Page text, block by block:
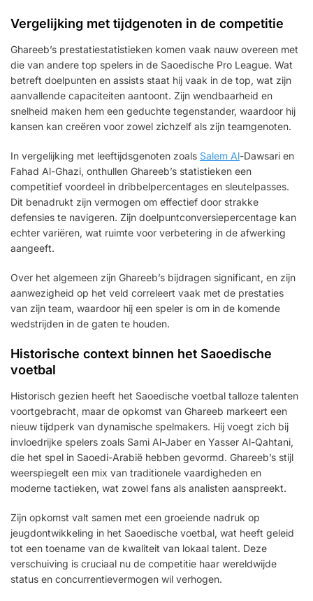
Vergelijking met tijdgenoten in de competitie
Ghareeb’s prestatiestatistieken komen vaak nauw overeen met
die van andere top spelers in de Saoedische Pro League. Wat
betreft doelpunten en assists staat hij vaak in de top, wat zijn
aanvallende capaciteiten aantoont. Zijn wendbaarheid en
snelheid maken hem een geduchte tegenstander, waardoor hij
kansen kan creëren voor zowel zichzelf als zijn teamgenoten.
In vergelijking met leeftijdsgenoten zoals Salem Al-Dawsari en
Fahad Al-Ghazi, onthullen Ghareeb’s statistieken een
competitief voordeel in dribbelpercentages en sleutelpasses.
Dit benadrukt zijn vermogen om effectief door strakke
defensies te navigeren. Zijn doelpuntconversiepercentage kan
echter variëren, wat ruimte voor verbetering in de afwerking
aangeeft.
Over het algemeen zijn Ghareeb’s bijdragen significant, en zijn
aanwezigheid op het veld correleert vaak met de prestaties
van zijn team, waardoor hij een speler is om in de komende
wedstrijden in de gaten te houden.
Historische context binnen het Saoedische
voetbal
Historisch gezien heeft het Saoedische voetbal talloze talenten
voortgebracht, maar de opkomst van Ghareeb markeert een
nieuw tijdperk van dynamische spelmakers. Hij voegt zich bij
invloedrijke spelers zoals Sami Al-Jaber en Yasser Al-Qahtani,
die het spel in Saoedi-Arabië hebben gevormd. Ghareeb’s stijl
weerspiegelt een mix van traditionele vaardigheden en
moderne tactieken, wat zowel fans als analisten aanspreekt.
Zijn opkomst valt samen met een groeiende nadruk op
jeugdontwikkeling in het Saoedische voetbal, wat heeft geleid
tot een toename van de kwaliteit van lokaal talent. Deze
verschuiving is cruciaal nu de competitie haar wereldwijde
status en concurrentievermogen wil verhogen.